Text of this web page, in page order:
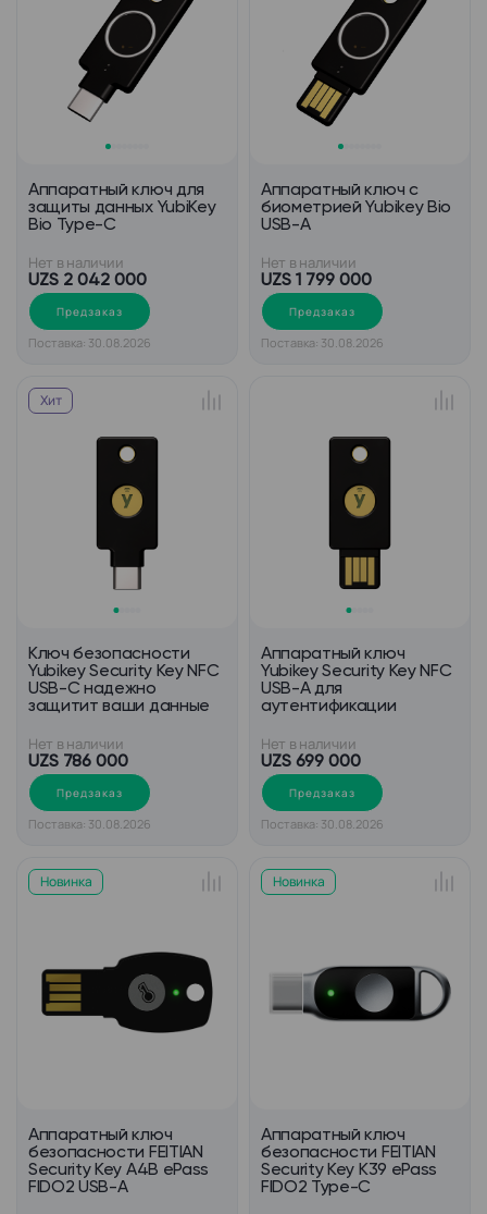
Аппаратный ключ для
защиты данных YubiKey
Bio Type-C
Нет в наличии
UZS 2 042 000
Предзаказ
Поставка: 30.08.2026
Аппаратный ключ с
биометрией Yubikey Bio
USB-A
Нет в наличии
UZS 1 799 000
Предзаказ
Поставка: 30.08.2026
Хит
Ключ безопасности
Yubikey Security Key NFC
USB-C надежно
защитит ваши данные
Нет в наличии
UZS 786 000
Предзаказ
Поставка: 30.08.2026
Аппаратный ключ
Yubikey Security Key NFC
USB-А для
аутентификации
Нет в наличии
UZS 699 000
Предзаказ
Поставка: 30.08.2026
Новинка
Аппаратный ключ
безопасности FEITIAN
Security Key A4B ePass
FIDO2 USB-A
Новинка
Аппаратный ключ
безопасности FEITIAN
Security Key K39 ePass
FIDO2 Type-C